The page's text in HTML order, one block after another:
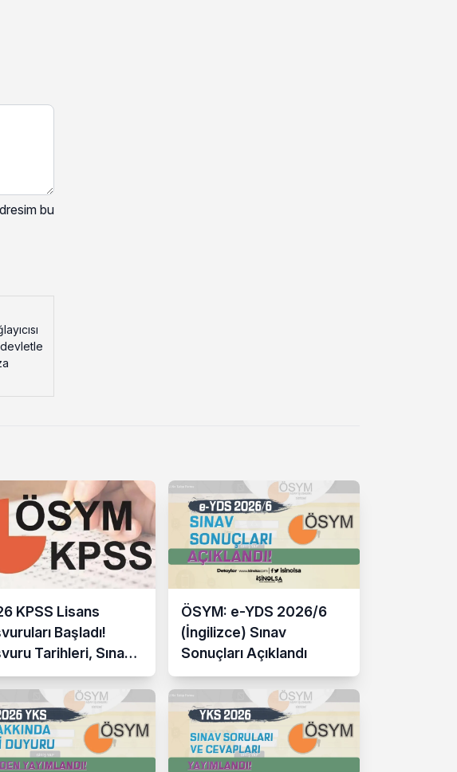
bu
KPSS Lisans
Başladı!
Tarihleri, Sınav
ve Tüm Detaylar
ÖSYM: e-YDS 2026/6
(İngilizce) Sınav
Sonuçları Açıklandı